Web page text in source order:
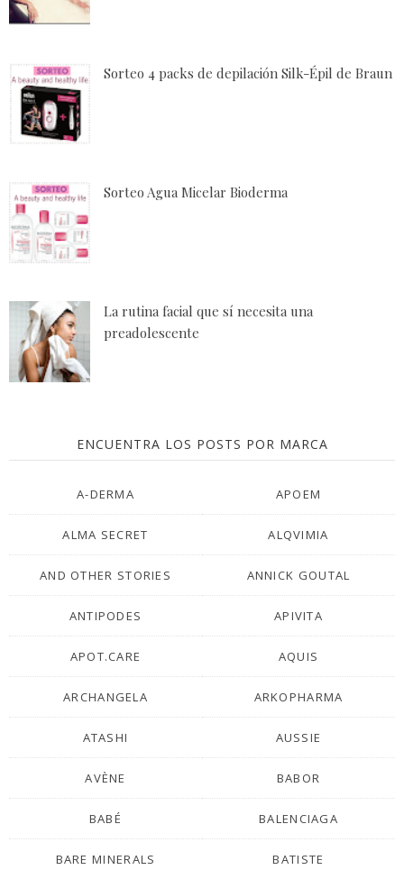
Sorteo 4 packs de depilación Silk-Épil de Braun
Sorteo Agua Micelar Bioderma
La rutina facial que sí necesita una
preadolescente
ENCUENTRA LOS POSTS POR MARCA
A-DERMA APOEM
ALMA SECRET ALQVIMIA
AND OTHER STORIES ANNICK GOUTAL
ANTIPODES APIVITA
APOT.CARE AQUIS
ARCHANGELA ARKOPHARMA
ATASHI AUSSIE
AVÈNE BABOR
BABÉ BALENCIAGA
BARE MINERALS BATISTE